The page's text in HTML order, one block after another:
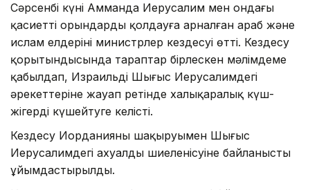
Сәрсенбі күні Амманда Иерусалим мен ондағы
қасиетті орындарды қолдауға арналған араб және
ислам елдерінің министрлер кездесуі өтті. Кездесу
қорытындысында тараптар бірлескен мәлімдеме
қабылдап, Израильдің Шығыс Иерусалимдегі
әрекеттеріне жауап ретінде халықаралық күш-
жігерді күшейтуге келісті.
Кездесу Иорданияның шақыруымен Шығыс
Иерусалимдегі ахуалдың шиеленісуіне байланысты
ұйымдастырылды.